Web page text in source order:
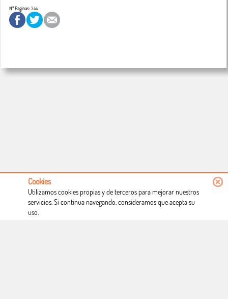
Nº Paginas:344
Condiciones de uso
Cookies
Utilizamos cookies propias y de terceros para mejorar nuestros
servicios. Si continua navegando, consideramos que acepta su
uso.